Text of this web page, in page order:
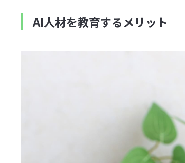
AI人材を教育するメリット